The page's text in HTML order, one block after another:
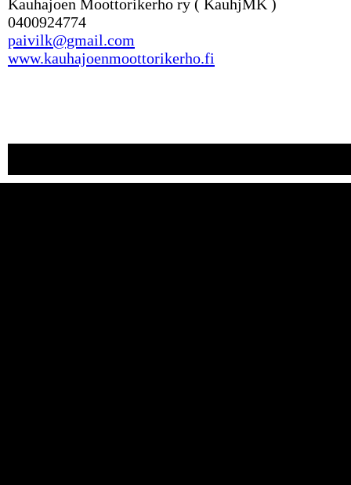
Kauhajoen Moottorikerho ry ( KauhjMK )
0400924774
paivilk@gmail.com
www.kauhajoenmoottorikerho.fi